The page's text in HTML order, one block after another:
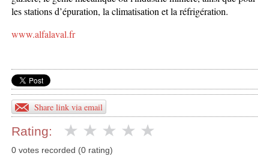
les stations d’épuration, la climatisation et la réfrigération.
www.alfalaval.fr
Share link via email
Rating:
0 votes recorded (0 rating)